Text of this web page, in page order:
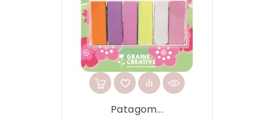
Patagom...